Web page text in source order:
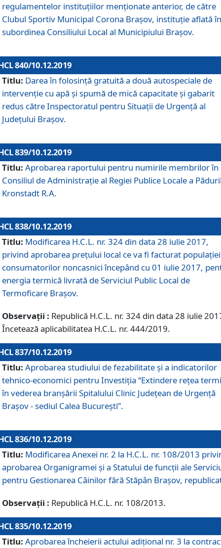
regulamentelor instituțiilor menționate anterior, de către
Clubul Sportiv Municipal Corona Braşov, instituție aflată în
subordinea Consiliului Local al Municipiului Brașov.
840/10.12.2019
Titlu: Darea în folosință gratuită a două autospeciale de
intervenție cu apă și spumă de mică capacitate și gabarit
redus către Inspectoratul pentru Situaţii de Urgenţă al
Judeţului Brașov.
839/10.12.2019
Titlu: Aprobarea raportului pentru numirile membrilor în
Consiliul de Administraţie al Regiei Publice Locale a
Kronstadt R.A.
838/10.12.2019
Titlu: Modificarea H.C.L. nr. 324 din data 28 iulie 2017,
privind aprobarea preţului local ce va fi facturat
consumatorilor noncasnici începând cu 01 iulie 2017,
energia termică livrată de Serviciul Public Local de
Termoficare Braşov.
Observații : Republică H.C.L. nr. 324 din data 28 iulie
Încetează aplicabilitatea H.C.L. nr. 444/2019.
837/10.12.2019
Titlu: Aprobarea studiului de fezabilitate și a indicatorilor
tehnico-economici pentru Investiția “Extindere rețea
în vederea branșării Spitalului Clinic Județean de Urgență
Brașov - sediul Calea București”.
836/10.12.2019
Titlu: Modificarea Anexei nr. 2 la H.C.L. nr. 108/2013
aprobarea Organigramei şi a Statului de funcții ale
pentru Gestionarea Câinilor fără Stăpân Brașov,
Observații : Republică H.C.L. nr. 108/2013.
835/10.12.2019
Titlu: Aprobarea încheierii actului adițional nr. 3 la